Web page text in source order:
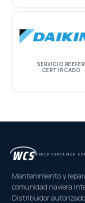
SERVICIO REEFER
CERTIFICADO
WCSWORLD CONTAINER
Mantenimiento y
comunidad naviera
Distribuidor